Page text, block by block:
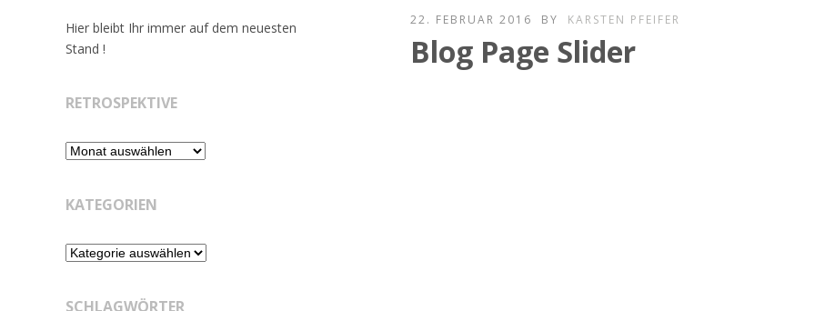
22. FEBRUAR 2016 BY KARSTEN PFEIFER
Blog Page Slider
Hier bleibt Ihr immer auf dem neuesten
Stand !
RETROSPEKTIVE
Retrospektive
KATEGORIEN
Kategorien
SCHLAGWÖRTER